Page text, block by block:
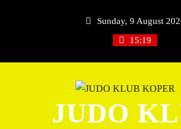
Sunday, 9 August
15:19
JUDO